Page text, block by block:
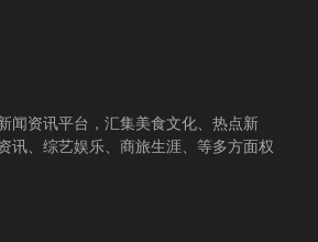
闻资讯平台，汇集美食文化、热点新
讯、综艺娱乐、商旅生涯、等多方面权